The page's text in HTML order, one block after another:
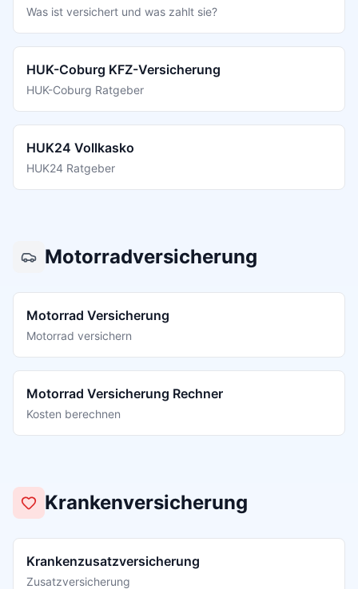
Was ist versichert und was zahlt sie?
HUK-Coburg KFZ-Versicherung
HUK-Coburg Ratgeber
HUK24 Vollkasko
HUK24 Ratgeber
Motorradversicherung
Motorrad Versicherung
Motorrad versichern
Motorrad Versicherung Rechner
Kosten berechnen
Krankenversicherung
Krankenzusatzversicherung
Zusatzversicherung